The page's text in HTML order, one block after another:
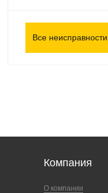
Все неисправности
Компания
О компании